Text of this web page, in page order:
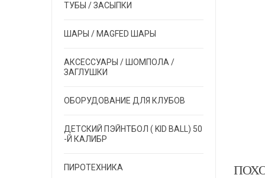
ТУБЫ / ЗАСЫПКИ
ШАРЫ / MAGFED ШАРЫ
АКСЕССУАРЫ / ШОМПОЛА /
ЗАГЛУШКИ
ОБОРУДОВАНИЕ ДЛЯ КЛУБОВ
ДЕТСКИЙ ПЭЙНТБОЛ ( KID BALL) 50
-Й КАЛИБР
ПИРОТЕХНИКА